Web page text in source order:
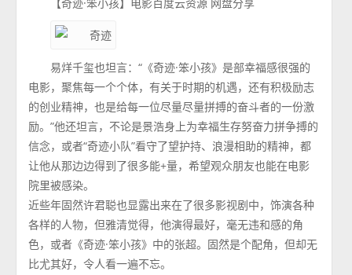
易烊千玺也坦言：“《奇迹·笨小孩》是部幸福感很强的
电影，聚焦每一个个体，有关于时期的机遇，还有积极励志
的创业精神，也是给每一位尽量尽量拼搏的奋斗者的一份激
励。”他还坦言，不论是景浩身上为幸福生存努奋力拼争搏的
信念，或者“奇迹小队”看守了望护持、浪漫相助的精神，都
让他从那边边得到了很多能+量，希望观众朋友也能在电影
院里被感染。
近些年固然许君聪也显露出来在了很多影视剧中，饰演各种
各样的人物，但雅清觉得，他演得最好，毫无违和感的角
色，或者《奇迹·笨小孩》中的张超。固然是个配角，但却无
比尤其好，令人看一遍不忘。